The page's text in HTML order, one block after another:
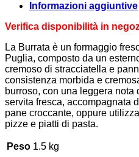
Informazioni aggiuntive
Verifica disponibilità in
La Burrata è un formaggio
Puglia, composto da un
cremoso di stracciatella e
consistenza morbida e
burroso, con una leggera
servita fresca, accompagnata
pane croccante, oppure
pizze e piatti di pasta.
Peso 1.5 kg